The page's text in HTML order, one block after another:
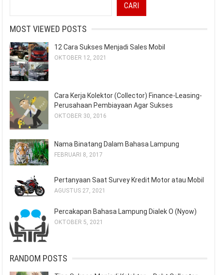
CARI
MOST VIEWED POSTS
12 Cara Sukses Menjadi Sales Mobil
OKTOBER 12, 2021
Cara Kerja Kolektor (Collector) Finance-Leasing-
Perusahaan Pembiayaan Agar Sukses
OKTOBER 30, 2016
Nama Binatang Dalam Bahasa Lampung
FEBRUARI 8, 2017
Pertanyaan Saat Survey Kredit Motor atau Mobil
AGUSTUS 27, 2021
Percakapan Bahasa Lampung Dialek O (Nyow)
OKTOBER 5, 2021
RANDOM POSTS